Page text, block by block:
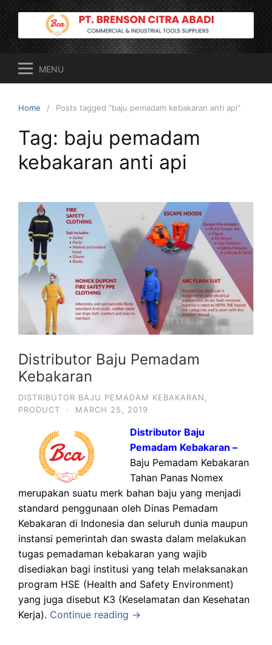
Skip
to
content
MENU
Home Posts tagged “baju pemadam kebakaran anti api”
Tag: baju pemadam
kebakaran anti api
Distributor Baju Pemadam
Kebakaran
DISTRIBUTOR BAJU PEMADAM KEBAKARAN
PRODUCT
· MARCH 25, 2019
Distributor Baju
Pemadam Kebakaran –
Baju Pemadam Kebakaran
Tahan Panas Nomex
merupakan suatu merk bahan baju yang menjadi
standard penggunaan oleh Dinas Pemadam
Kebakaran di Indonesia dan seluruh dunia maupun
instansi pemerintah dan swasta dalam melakukan
tugas pemadaman kebakaran yang wajib
disediakan bagi institusi yang telah melaksanakan
program HSE (Health and Safety Environment)
yang juga disebut K3 (Keselamatan dan Kesehatan
Kerja). Continue reading →